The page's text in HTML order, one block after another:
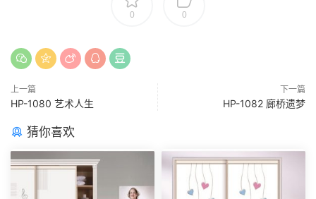
0 0
上一篇
HP-1080 艺术人生
下一篇
HP-1082 廊桥遗梦
猜你喜欢